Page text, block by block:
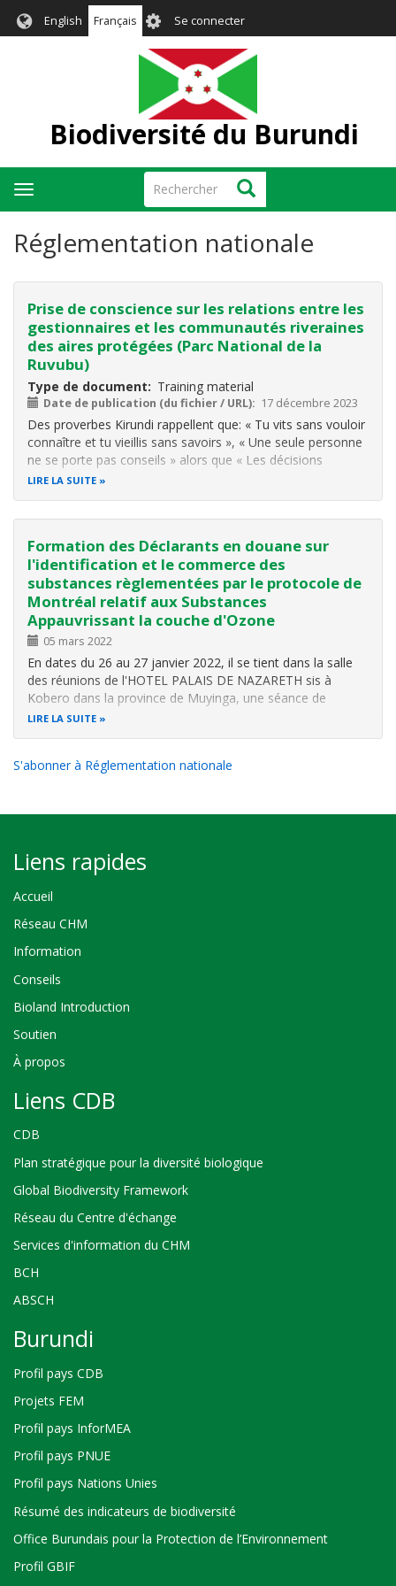
English Français User
account
menu
Se connecter
Biodiversité du Burundi
Rechercher Rechercher
Toggle
navigation
Réglementation nationale
Prise de conscience sur les relations entre les
gestionnaires et les communautés riveraines
des aires protégées (Parc National de la
Ruvubu)
Type de document Training material
Date de publication (du fichier / URL) 17 décembre 2023
Des proverbes Kirundi rappellent que: « Tu vits sans vouloir
connaître et tu vieillis sans savoirs », « Une seule personne
ne se porte pas conseils » alors que « Les décisions
concertées conduisent souvent à des succès ».
Et c’est sur c’est principes qu’il a été menée une étude sur
les conflits
LIRE LA SUITE
Formation des Déclarants en douane sur
l'identification et le commerce des
substances règlementées par le protocole de
Montréal relatif aux Substances
Appauvrissant la couche d'Ozone
05 mars 2022
En dates du 26 au 27 janvier 2022, il se tient dans la salle
des réunions de l'HOTEL PALAIS DE NAZARETH sis à
Kobero dans la province de Muyinga, une séance de
formation à l'intention des Déclarants en douane sur
LIRE LA SUITE
S'abonner à Réglementation nationale
Liens rapides
Accueil
Réseau CHM
Information
Conseils
Bioland Introduction
Soutien
À propos
Liens CDB
CDB
Plan stratégique pour la diversité biologique
Global Biodiversity Framework
Réseau du Centre d'échange
Services d'information du CHM
BCH
ABSCH
Burundi
Profil pays CDB
Projets FEM
Profil pays InforMEA
Profil pays PNUE
Profil pays Nations Unies
Résumé des indicateurs de biodiversité
Office Burundais pour la Protection de l’Environnement
Profil GBIF